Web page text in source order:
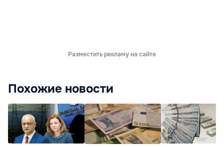
Разместить рекламу на сайте
Похожие новости